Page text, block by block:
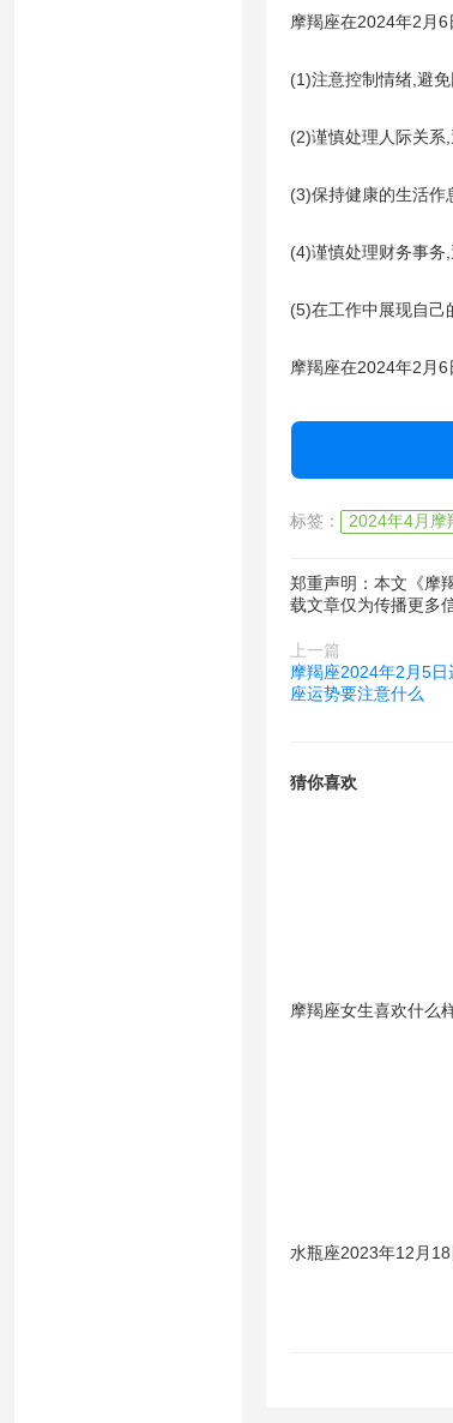
摩羯座在2024年2月6
(1)注意控制情绪,避
(2)谨慎处理人际关系
(3)保持健康的生活作
(4)谨慎处理财务事务
(5)在工作中展现自己
摩羯座在2024年2月6
标签： 2024年4月摩
郑重声明：本文《摩
载文章仅为传播更多
上一篇
摩羯座2024年2月5
座运势要注意什么
猜你喜欢
摩羯座女生喜欢什么
水瓶座2023年12月